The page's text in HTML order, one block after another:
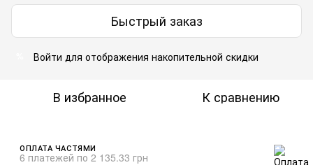
Быстрый заказ
Войти для отображения накопительной скидки
В избранное К сравнению
ОПЛАТА ЧАСТЯМИ
6 платежей по 2 135.33 грн